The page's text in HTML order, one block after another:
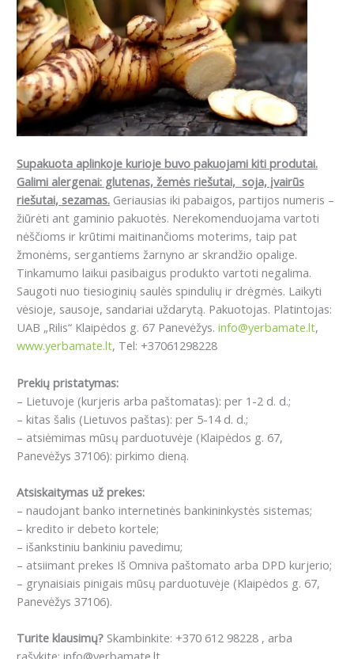
Supakuota aplinkoje kurioje buvo pakuojami kiti produtai.
Galimi alergenai: glutenas, žemės riešutai, soja, įvairūs
riešutai, sezamas. Geriausias iki pabaigos, partijos numeris –
žiūrėti ant gaminio pakuotės. Nerekomenduojama vartoti
nėščioms ir krūtimi maitinančioms moterims, taip pat
žmonėms, sergantiems žarnyno ar skrandžio opalige.
Tinkamumo laikui pasibaigus produkto vartoti negalima.
Saugoti nuo tiesioginių saulės spindulių ir drėgmės. Laikyti
vėsioje, sausoje, sandariai uždarytą. Pakuotojas. Platintojas:
UAB „Rilis“ Klaipėdos g. 67 Panevėžys. info@yerbamate.lt,
www.yerbamate.lt, Tel: +37061298228
Prekių pristatymas:
– Lietuvoje (kurjeris arba paštomatas): per 1-2 d. d.;
– kitas šalis (Lietuvos paštas): per 5-14 d. d.;
– atsiėmimas mūsų parduotuvėje (Klaipėdos g. 67,
Panevėžys 37106): pirkimo dieną.
Atsiskaitymas už prekes:
– naudojant banko internetinės bankininkystės sistemas;
– kredito ir debeto kortele;
– išankstiniu bankiniu pavedimu;
– atsiimant prekes Iš Omniva paštomato arba DPD kurjerio;
– grynaisiais pinigais mūsų parduotuvėje (Klaipėdos g. 67,
Panevėžys 37106).
Turite klausimų? Skambinkite: +370 612 98228 , arba